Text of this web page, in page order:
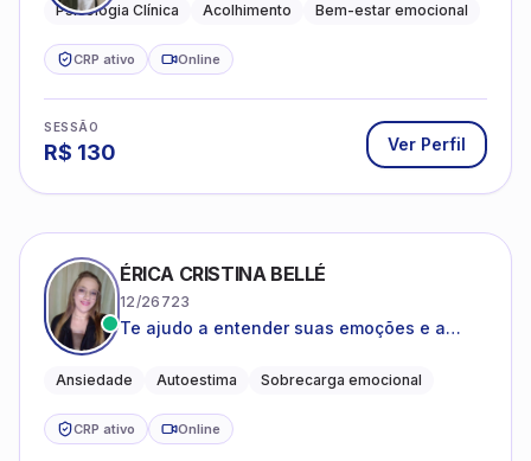
Psicologia Clínica Acolhimento Bem-estar emocional
CRP ativo Online
SESSÃO
R$ 130 Ver Perfil
ÉRICA CRISTINA BELLÉ
12/26723
Te ajudo a entender suas emoções e a
que você está vivendo
Ansiedade Autoestima Sobrecarga emocional
CRP ativo Online